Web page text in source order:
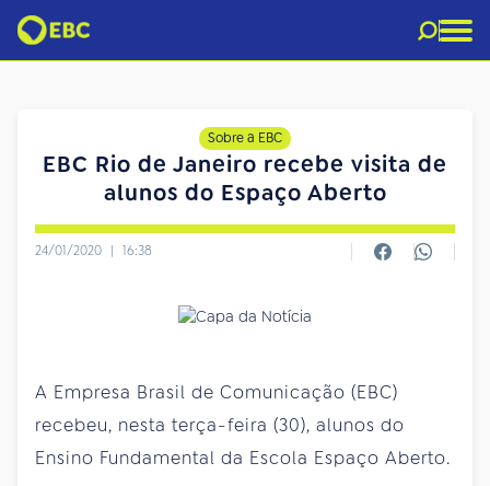
Sobre a EBC
EBC Rio de Janeiro recebe visita de
alunos do Espaço Aberto
24/01/2020 | 16:38
A Empresa Brasil de Comunicação (EBC)
recebeu, nesta terça-feira (30), alunos do
Ensino Fundamental da Escola Espaço Aberto.